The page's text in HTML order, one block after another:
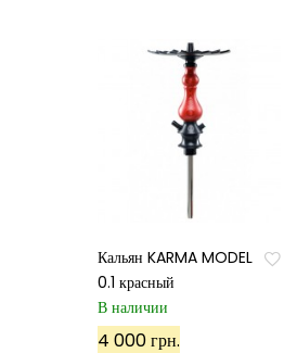
Кальян KARMA MODEL
0.1 красный
В наличии
4 000 грн.